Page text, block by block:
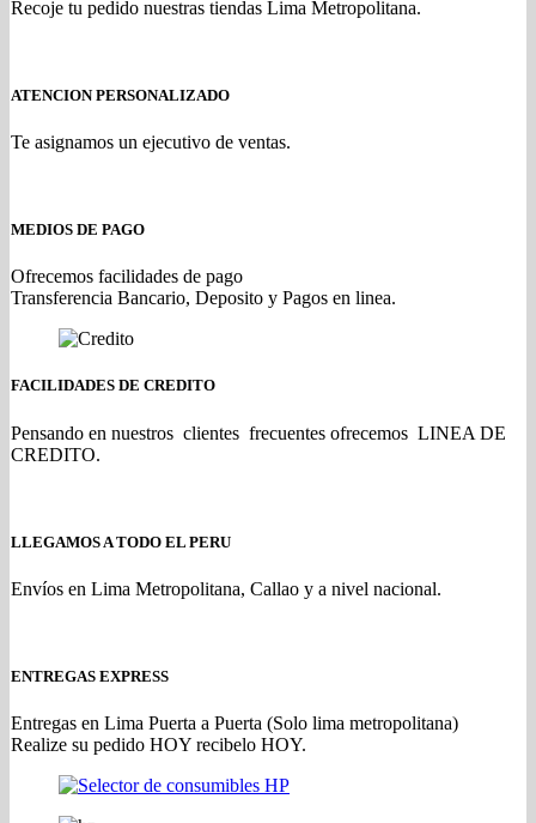
Recoje tu pedido nuestras tiendas Lima Metropolitana.
ATENCION PERSONALIZADO
Te asignamos un ejecutivo de ventas.
MEDIOS DE PAGO
Ofrecemos facilidades de pago
Transferencia Bancario, Deposito y Pagos en linea.
FACILIDADES DE CREDITO
Pensando en nuestros clientes frecuentes ofrecemos LINEA DE
CREDITO.
LLEGAMOS A TODO EL PERU
Envíos en Lima Metropolitana, Callao y a nivel nacional.
ENTREGAS EXPRESS
Entregas en Lima Puerta a Puerta (Solo lima metropolitana)
Realize su pedido HOY recibelo HOY.